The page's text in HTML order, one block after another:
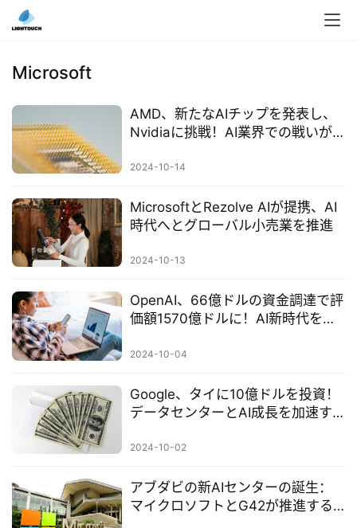
本
地
I
導
入
ラ
ウ
ド
導
リ
ン
ト
Microsoft
AMD、新たなAIチップを発表し、
Nvidiaに挑戦！AI業界での戦いが
2024-10-14
MicrosoftとRezolve AIが提携、AI
時代へとグローバル小売業を推進
2024-10-13
OpenAI、66億ドルの資金調達で評
価額1570億ドルに！AI新時代をど
2024-10-04
Google、タイに10億ドルを投資！
データセンターとAI成長を加速す
2024-10-02
アブダビの新AIセンターの誕生：
マイクロソフトとG42が推進する